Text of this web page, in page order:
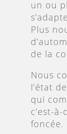
un ou
Plus
de la
Nous
l’état
qui
c’est-
foncée.